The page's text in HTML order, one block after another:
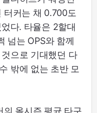
터커는 채 0.700도
다. 타율은 2할대
넘는 OPS와 함께
으로 기대했던 다
밖에 없는 초반 모
의 올시즌 평균 타구